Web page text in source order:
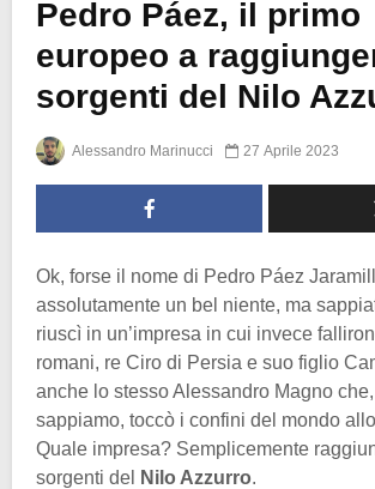
Pedro Páez, il primo
europeo a
sorgenti del Nilo
Alessandro Marinucci 27 Aprile 2023
Ok, forse il nome di Pedro Páez
assolutamente un bel niente, ma
riuscì in un’impresa in cui invece
romani, re Ciro di Persia e suo figlio
anche lo stesso Alessandro Magno
sappiamo, toccò i confini del mondo
Quale impresa? Semplicemente
sorgenti del
Nilo Azzurro.